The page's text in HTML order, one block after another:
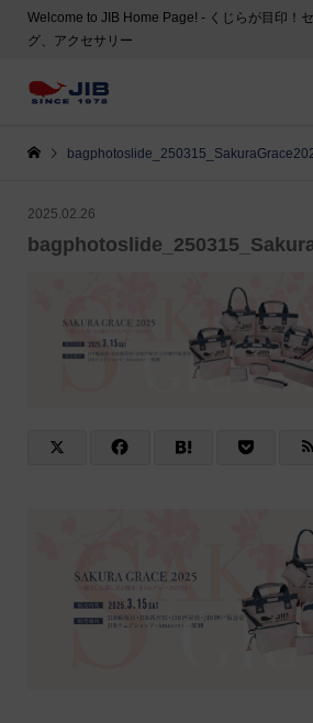
Welcome to JIB Home Page! ‐ くじらが目印！
グ、アクセサリー
2025.02.26